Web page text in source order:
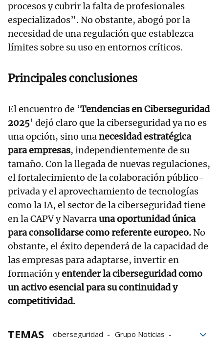
procesos y cubrir la falta de profesionales
especializados”. No obstante, abogó por la
necesidad de una regulación que establezca
límites sobre su uso en entornos críticos.
Principales conclusiones
El encuentro de ‘Tendencias en Ciberseguridad
2025’ dejó claro que la ciberseguridad ya no es
una opción, sino unanecesidad estratégica
para empresas, independientemente de su
tamaño. Con la llegada de nuevas regulaciones,
el fortalecimiento de la colaboración público-
privada y el aprovechamiento de tecnologías
como la IA, el sector de la ciberseguridad tiene
en la CAPV y Navarrauna oportunidad única
para consolidarse como referente europeo. No
obstante, el éxito dependerá de la capacidad de
las empresas para adaptarse, invertir en
formación yentender la ciberseguridad como
un activo esencial para su continuidad y
competitividad.
TEMAS ciberseguridad
Grupo Noticias